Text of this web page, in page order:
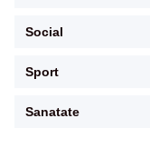
Social
Sport
Sanatate